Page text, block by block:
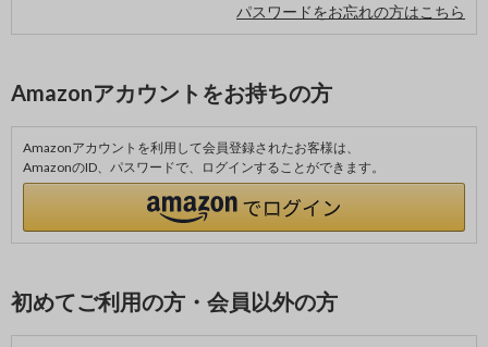
パスワードをお忘れの方はこちら
Amazonアカウントをお持ちの方
Amazonアカウントを利用して会員登録されたお客様は、
AmazonのID、パスワードで、ログインすることができます。
初めてご利用の方・会員以外の方